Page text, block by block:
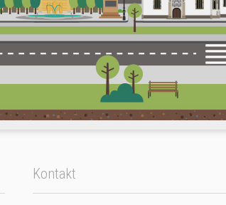
Kontakt